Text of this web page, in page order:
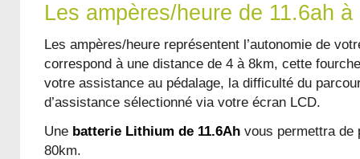
Les ampères/heure de 11.6ah à
Les ampères/heure représentent l’autonomie de
correspond à une distance de 4 à 8km, cette
votre assistance au pédalage, la difficulté du
d’assistance sélectionné via votre écran LCD.
Une batterie Lithium de 11.6Ah vous permettra de
80km.